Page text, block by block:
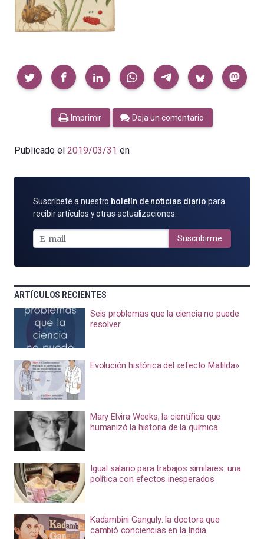
Compartir
Imprimir Deja un comentario
Publicado el 2019/03/31 en
SUSCRÍBETE
POR
MAIL
Suscríbete a nuestro boletín de noticias diario para
recibir artículos y otras actualizaciones.
Suscribirme
ARTÍCULOS RECIENTES
Seis problemas que la ciencia no puede
resolver
Evolución histórica del «efecto Matilda»
Mary Elvira Weeks, la científica que
humanizó la historia de la química
Igual salario para trabajos similares: una
política con efectos inesperados
Kadambini Ganguly: la doctora que
cambió conciencias en la India